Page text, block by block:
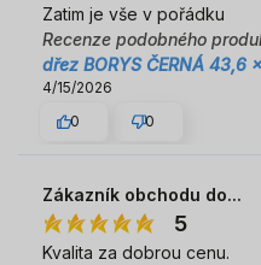
Zatim je vše v pořádku
Recenze podobného
dřez BORYS ČERNÁ 43,6
4/15/2026
0
0
Zákazník obchodu do...
5
Kvalita za dobrou cenu.